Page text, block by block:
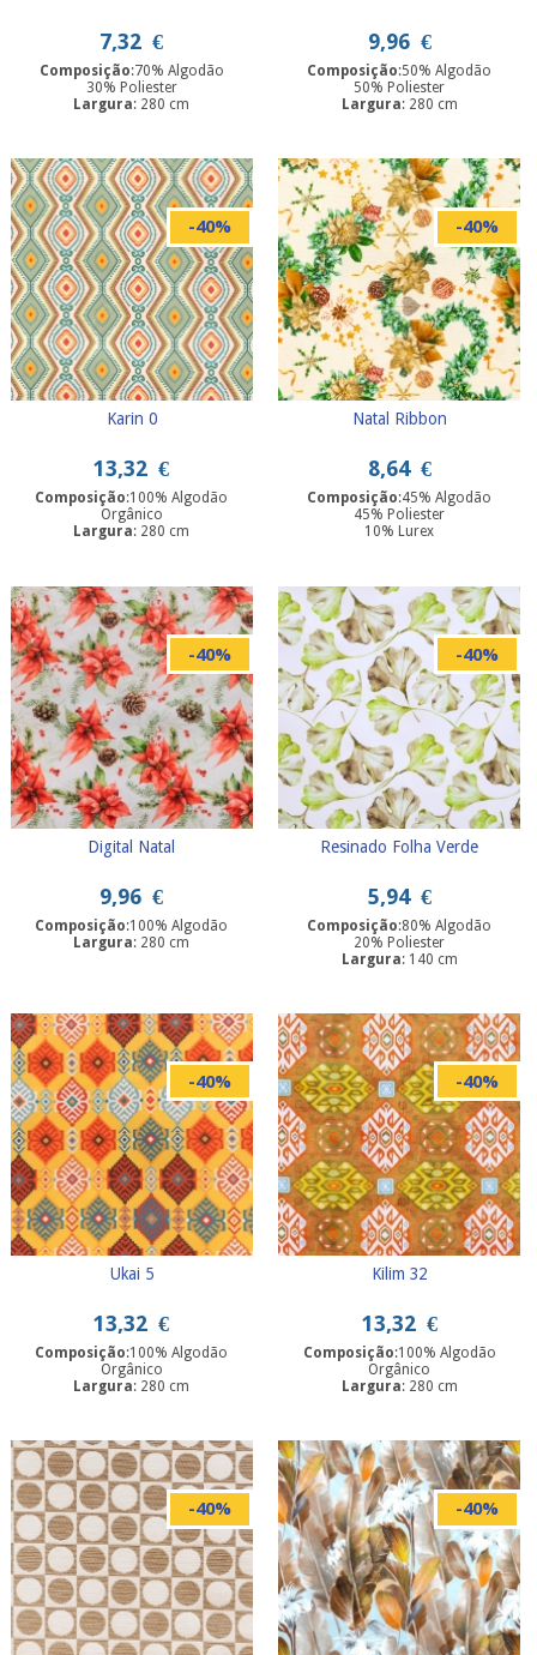
7,32 €
Composição:70% Algodão
30% Poliester
Largura: 280 cm
9,96 €
Composição:50% Algodão
50% Poliester
Largura: 280 cm
-40%
Karin 0
13,32 €
Composição:100% Algodão
Orgânico
Largura: 280 cm
-40%
Natal Ribbon
8,64 €
Composição:45% Algodão
45% Poliester
10% Lurex
-40%
Digital Natal
9,96 €
Composição:100% Algodão
Largura: 280 cm
-40%
Resinado Folha Verde
5,94 €
Composição:80% Algodão
20% Poliester
Largura: 140 cm
-40%
Ukai 5
13,32 €
Composição:100% Algodão
Orgânico
Largura: 280 cm
-40%
Kilim 32
13,32 €
Composição:100% Algodão
Orgânico
Largura: 280 cm
-40% -40%